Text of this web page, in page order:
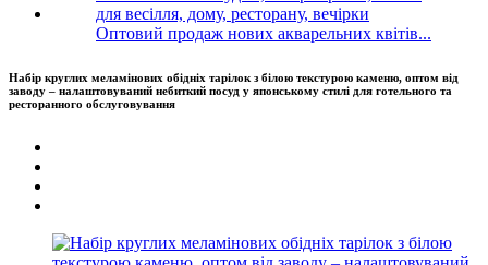
Оптовий продаж нових акварельних квітів...
Набір круглих меламінових обідніх тарілок з білою текстурою каменю, оптом від
заводу – налаштовуваний небиткий посуд у японському стилі для готельного та
ресторанного обслуговування